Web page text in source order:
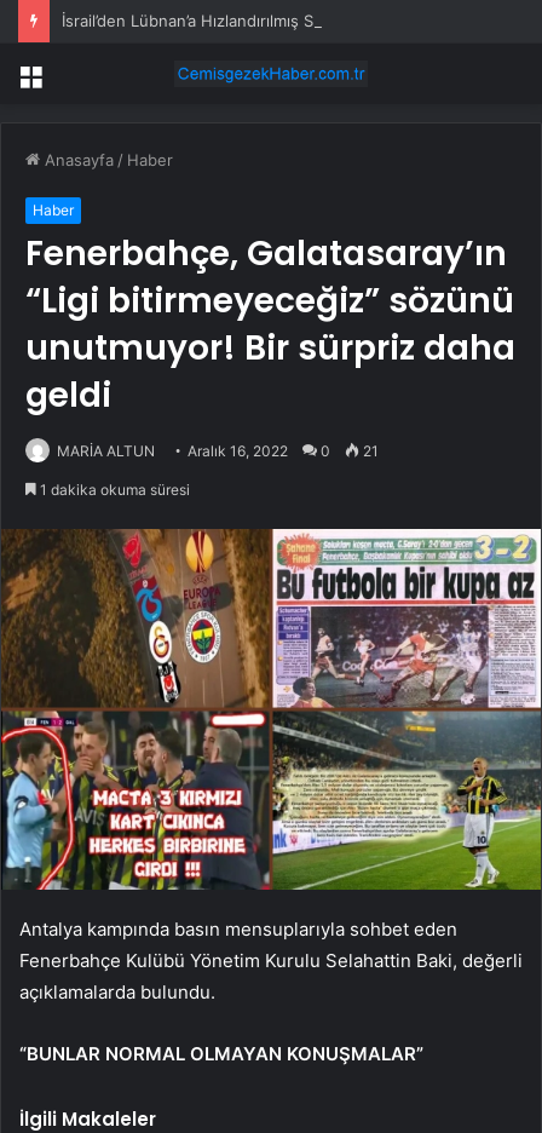
İsrail’den Lübnan’a Hızlandırılmış Saldırılar
Menü
Anasayfa / Haber
Haber
Fenerbahçe, Galatasaray’ın
“Ligi bitirmeyeceğiz” sözünü
unutmuyor! Bir sürpriz daha
geldi
MARİA ALTUN Aralık 16, 2022 0 21
1 dakika okuma süresi
Antalya kampında basın mensuplarıyla sohbet eden
Fenerbahçe Kulübü Yönetim Kurulu Selahattin Baki, değerli
açıklamalarda bulundu.
“BUNLAR NORMAL OLMAYAN KONUŞMALAR”
İlgili Makaleler